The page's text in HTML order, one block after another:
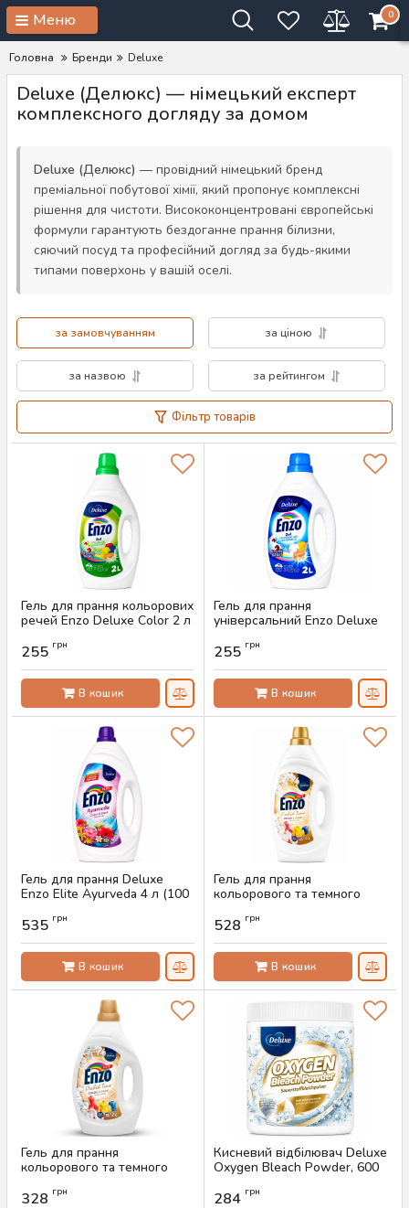
Меню 0
Головна Бренди Deluxe
Deluxe (Делюкс) — німецький експерт
комплексного догляду за домом
Deluxe (Делюкс) — провідний німецький бренд
преміальної побутової хімії, який пропонує комплексні
рішення для чистоти. Висококонцентровані європейські
формули гарантують бездоганне прання білизни,
сяючий посуд та професійний догляд за будь-якими
типами поверхонь у вашій оселі.
за замовчуванням за ціною
за назвою за рейтингом
Фільтр товарів
Гель для прання кольорових
речей Enzo Deluxe Color 2 л
Артикул:
255 грн
В кошик
Гель для прання
універсальний Enzo Deluxe
Артикул:
255 грн
В кошик
Гель для прання Deluxe
Enzo Elite Ayurveda 4 л (100
Артикул:
535 грн
В кошик
Гель для прання
кольорового та темного
Color, 4 л (100 прань)
Артикул:AS-00671
528 грн
В кошик
Гель для прання
кольорового та темного
Color, 2 л (50 прань)
328 грн
Кисневий відбілювач Deluxe
Oxygen Bleach Powder, 600
Артикул:
284 грн